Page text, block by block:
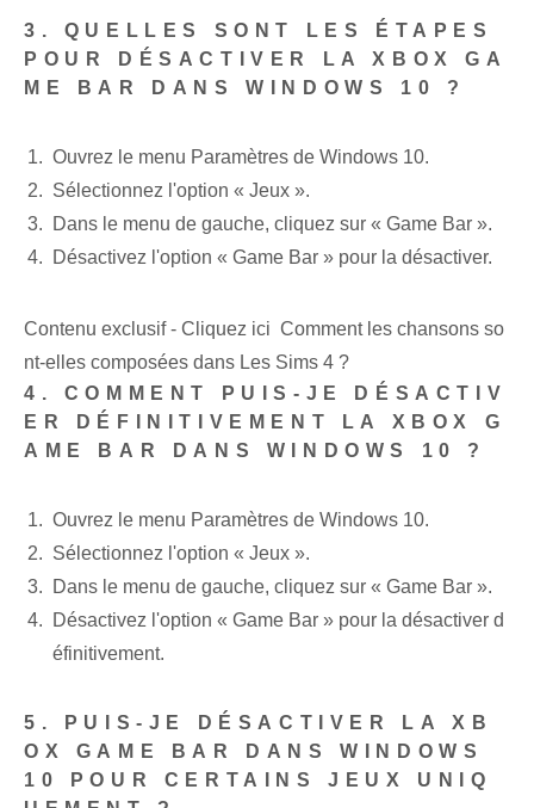
3. QUELLES SONT LES ÉTAPES
POUR DÉSACTIVER LA XBOX GA
ME BAR DANS WINDOWS 10 ?
Ouvrez le menu Paramètres de Windows 10.
Sélectionnez l'option « Jeux ».
Dans le menu de gauche, cliquez sur « Game Bar ».
Désactivez l'option « Game Bar » pour la désactiver.
Contenu exclusif - Cliquez ici Comment les chansons so
nt-elles composées dans Les Sims 4 ?
4. COMMENT PUIS-JE DÉSACTIV
ER DÉFINITIVEMENT LA XBOX G
AME BAR DANS WINDOWS 10 ?
Ouvrez le menu Paramètres de Windows 10.
Sélectionnez l'option « Jeux ».
Dans le menu de gauche, cliquez sur « Game Bar ».
Désactivez l'option « Game Bar » pour la désactiver d
éfinitivement.
5. PUIS-JE DÉSACTIVER LA XB
OX GAME BAR DANS WINDOWS
10 POUR CERTAINS JEUX UNIQ